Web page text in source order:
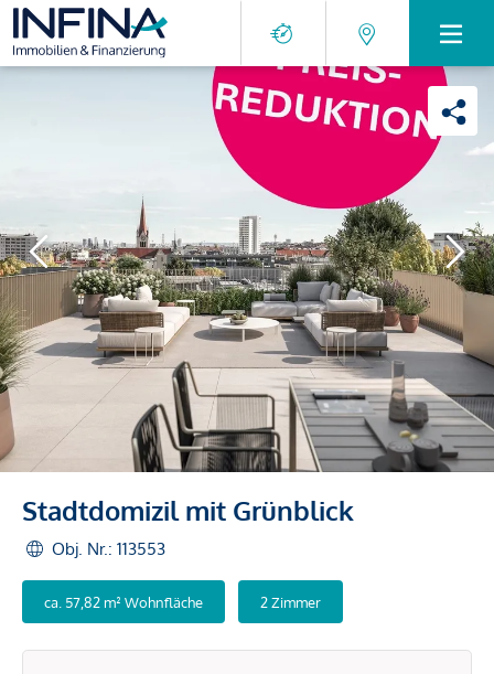
Stadtdomizil mit Grünblick
Obj. Nr.: 113553
ca. 57,82 m² Wohnfläche 2 Zimmer